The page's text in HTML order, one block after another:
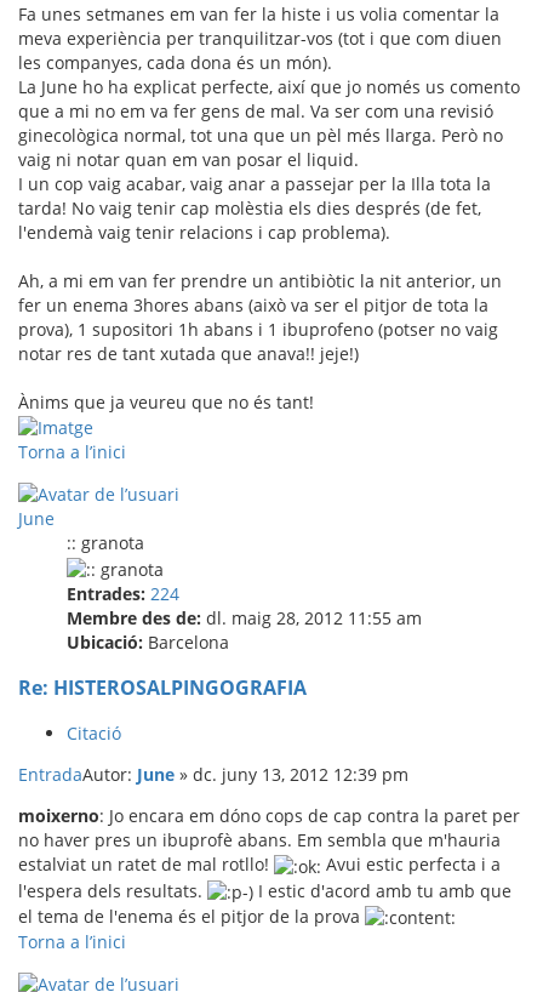
Fa unes setmanes em van fer la histe i us volia comentar la
meva experiència per tranquilitzar-vos (tot i que com diuen
les companyes, cada dona és un món).
La June ho ha explicat perfecte, així que jo només us comento
que a mi no em va fer gens de mal. Va ser com una revisió
ginecològica normal, tot una que un pèl més llarga. Però no
vaig ni notar quan em van posar el liquid.
I un cop vaig acabar, vaig anar a passejar per la Illa tota la
tarda! No vaig tenir cap molèstia els dies després (de fet,
l'endemà vaig tenir relacions i cap problema).
Ah, a mi em van fer prendre un antibiòtic la nit anterior, un
fer un enema 3hores abans (això va ser el pitjor de tota la
prova), 1 supositori 1h abans i 1 ibuprofeno (potser no vaig
notar res de tant xutada que anava!! jeje!)
Ànims que ja veureu que no és tant!
Torna a l’inici
June
:: granota
Entrades: 224
Membre des de: dl. maig 28, 2012 11:55 am
Ubicació: Barcelona
Re: HISTEROSALPINGOGRAFIA
Citació
EntradaAutor: June » dc. juny 13, 2012 12:39 pm
moixerno: Jo encara em dóno cops de cap contra la paret per
no haver pres un ibuprofè abans. Em sembla que m'hauria
estalviat un ratet de mal rotllo!
Avui estic perfecta i a
l'espera dels resultats.
I estic d'acord amb tu amb que
el tema de l'enema és el pitjor de la prova
Torna a l’inici